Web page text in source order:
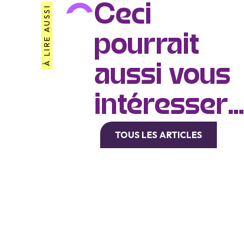
À LIRE AUSSI
Ceci
pourrait
aussi vous
intéresser...
TOUS LES ARTICLES